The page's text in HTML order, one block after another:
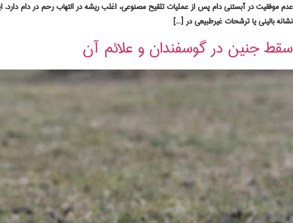
عدم موفقیت در آبستنی دام پس از عملیات تلقیح مصنوعی، اغلب ریشه در التهاب رحم در دام
نشانه بالینی یا ترشحات غیرطبیعی در […]
سقط جنین در گوسفندان و علائم آن